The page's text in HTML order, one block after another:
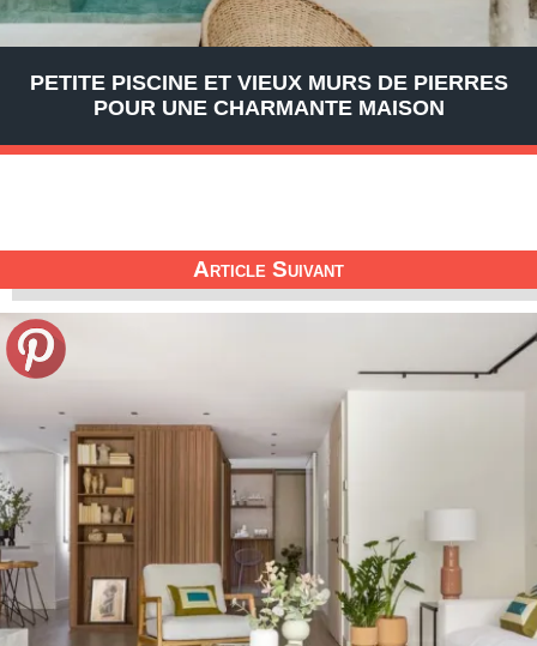
PETITE PISCINE ET VIEUX MURS DE PIERRES
POUR UNE CHARMANTE MAISON
Article Suivant